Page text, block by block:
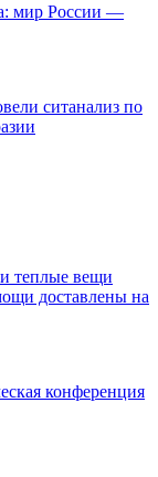
мир России —
ситанализ по
теплые вещи
доставлены на
конференция